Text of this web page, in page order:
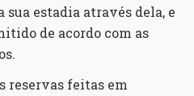
sua estadia através dela, e
de acordo com as
reservas feitas em